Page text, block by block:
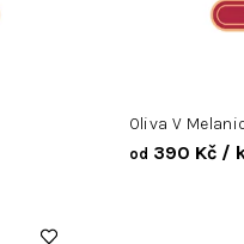
Oliva V
od 390 Kč /